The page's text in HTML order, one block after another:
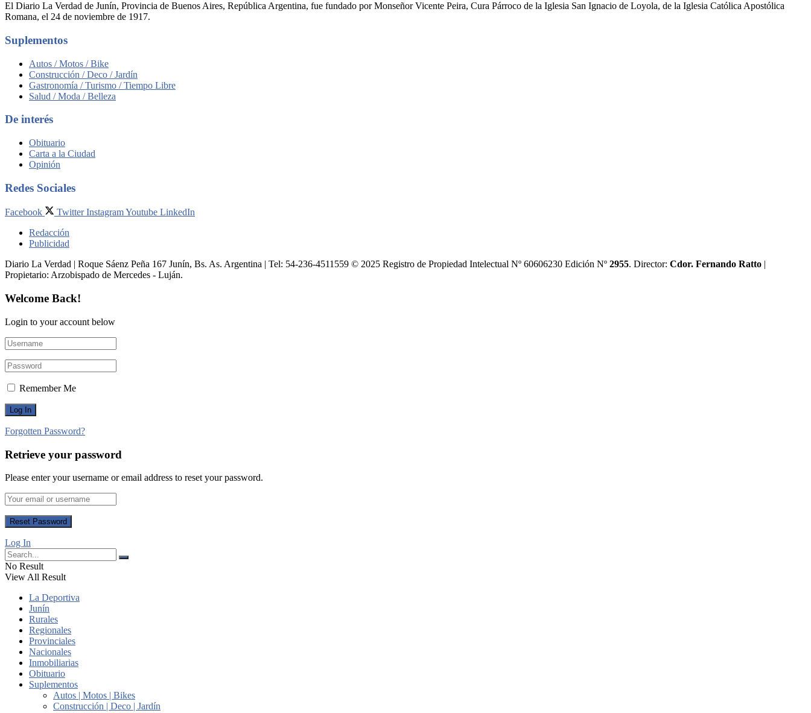
El Diario La Verdad de Junín, Provincia de Buenos Aires, República Argentina, fue fundado por Monseñor Vicente Peira, Cura Párroco de la Iglesia San Ignacio de Loyola, de la Iglesia Católica Apostólica
Romana, el 24 de noviembre de 1917.
Suplementos
Autos / Motos / Bike
Construcción / Deco / Jardín
Gastronomía / Turismo / Tiempo Libre
Salud / Moda / Belleza
De interés
Obituario
Carta a la Ciudad
Opinión
Redes Sociales
Facebook Twitter InstagramYoutube LinkedIn
Redacción
Publicidad
Diario La Verdad | Roque Sáenz Peña 167 Junín, Bs. As. Argentina | Tel: 54-236-4511559 © 2025 Registro de Propiedad Intelectual Nº 60606230 Edición Nº 2955. Director:​ Cdor. Fernando Ratto |
Propietario:​ Arzobispado de Mercedes - Luján.
Welcome Back!
Login to your account below
Remember Me
Forgotten Password?
Retrieve your password
Please enter your username or email address to reset your password.
Log In
No Result
View All Result
La Deportiva
Junín
Rurales
Regionales
Provinciales
Nacionales
Inmobiliarias
Obituario
Suplementos
Autos | Motos | Bikes
Construcción | Deco | Jardín